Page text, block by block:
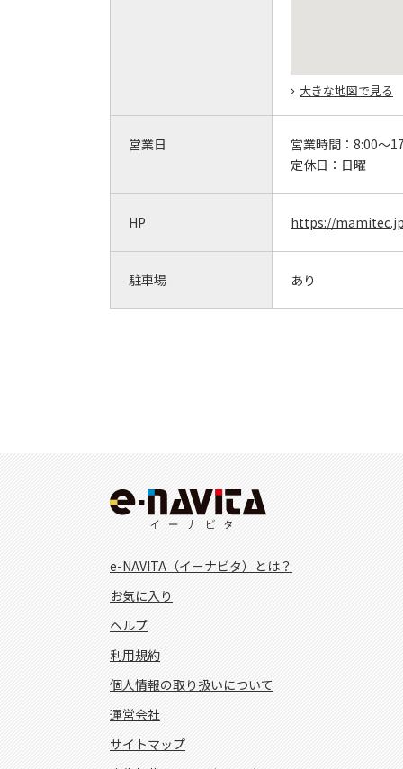
大きな地図で見る
営業日 営業時間： 8:00～
定休日： 日曜
HP https://
駐車場 あり
e-NAVITA（イーナビタ）とは？
お気に入り
ヘルプ
利用規約
個人情報の取り扱いについて
運営会社
サイトマップ